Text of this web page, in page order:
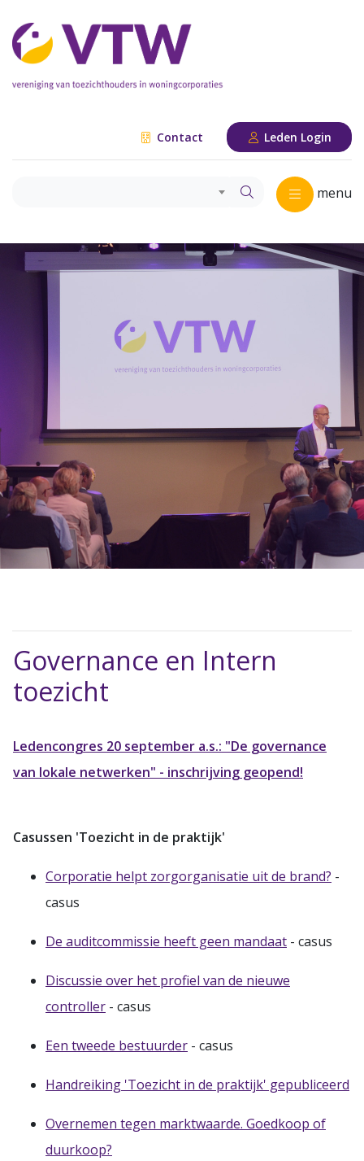
Contact Leden Login
menu
Governance en Intern
toezicht
Ledencongres 20 september a.s.: "De governance
van lokale netwerken" - inschrijving geopend!
Casussen 'Toezicht in de praktijk'
Corporatie helpt zorgorganisatie uit de brand? -
casus
De auditcommissie heeft geen mandaat - casus
Discussie over het profiel van de nieuwe
controller - casus
Een tweede bestuurder - casus
Handreiking 'Toezicht in de praktijk' gepubliceerd
Overnemen tegen marktwaarde. Goedkoop of
duurkoop?